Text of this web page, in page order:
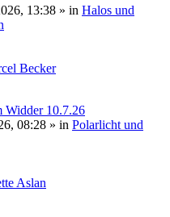
13:38 » in Halos und
Becker
Widder 10.7.26
08:28 » in Polarlicht und
Aslan